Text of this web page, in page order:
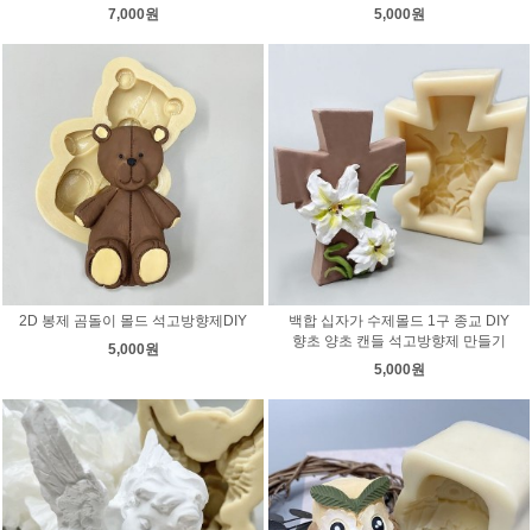
7,000원
5,000원
2D 봉제 곰돌이 몰드 석고방향제DIY
5,000원
백합 십자가 수제몰드 1구 종교 DIY
향초 양초 캔들 석고방향제 만들기
5,000원